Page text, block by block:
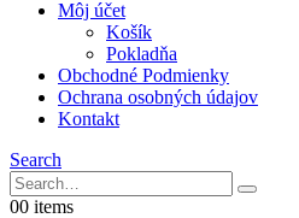
Môj účet
Košík
Pokladňa
Obchodné Podmienky
Ochrana osobných údajov
Kontakt
Search
00 items